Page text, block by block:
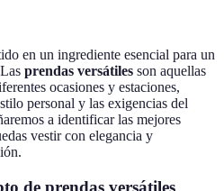
en un ingrediente esencial para un
prendas versátiles son aquellas
ocasiones y estaciones,
personal y las exigencias del
a identificar las mejores
vestir con elegancia y
de prendas versátiles